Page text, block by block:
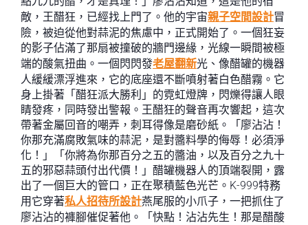
敵，王醋狂，已經找上門了。他的宇宙親子空間設計冒
險，被迫從他對蒜泥的焦慮中，正式開始了。一個狂妄
的影子佔滿了那扇被撞破的牆門邊緣，光線一瞬間被極
端的酸氣扭曲。一個閃閃發老屋翻新光、像醋罐的機器
人緩緩漂浮進來，它的底座還不斷噴射著白色醋霧。它
身上掛著「醋狂派大勝利」的霓虹燈牌，閃爍得讓人眼
睛發疼，同時發出警報。王醋狂的聲音再次響起，這次
帶著金屬回音的嘲弄，刺耳得像是磨砂紙。「廖沾沾！
你那充滿腐敗氣味的蒜泥，是對醬料學的侮辱！必須淨
化！」「你將為你那百分之五的醬油，以及百分之九十
五的邪惡蒜頭付出代價！」醋罐機器人的頂端裂開，露
出了一個巨大的管口，正在聚積藍色光芒。K-999特務
用它穿著私人招待所設計燕尾服的小爪子，一把抓住了
廖沾沾的褲腳催促著他。「快點！沾沾先生！那是醋酸